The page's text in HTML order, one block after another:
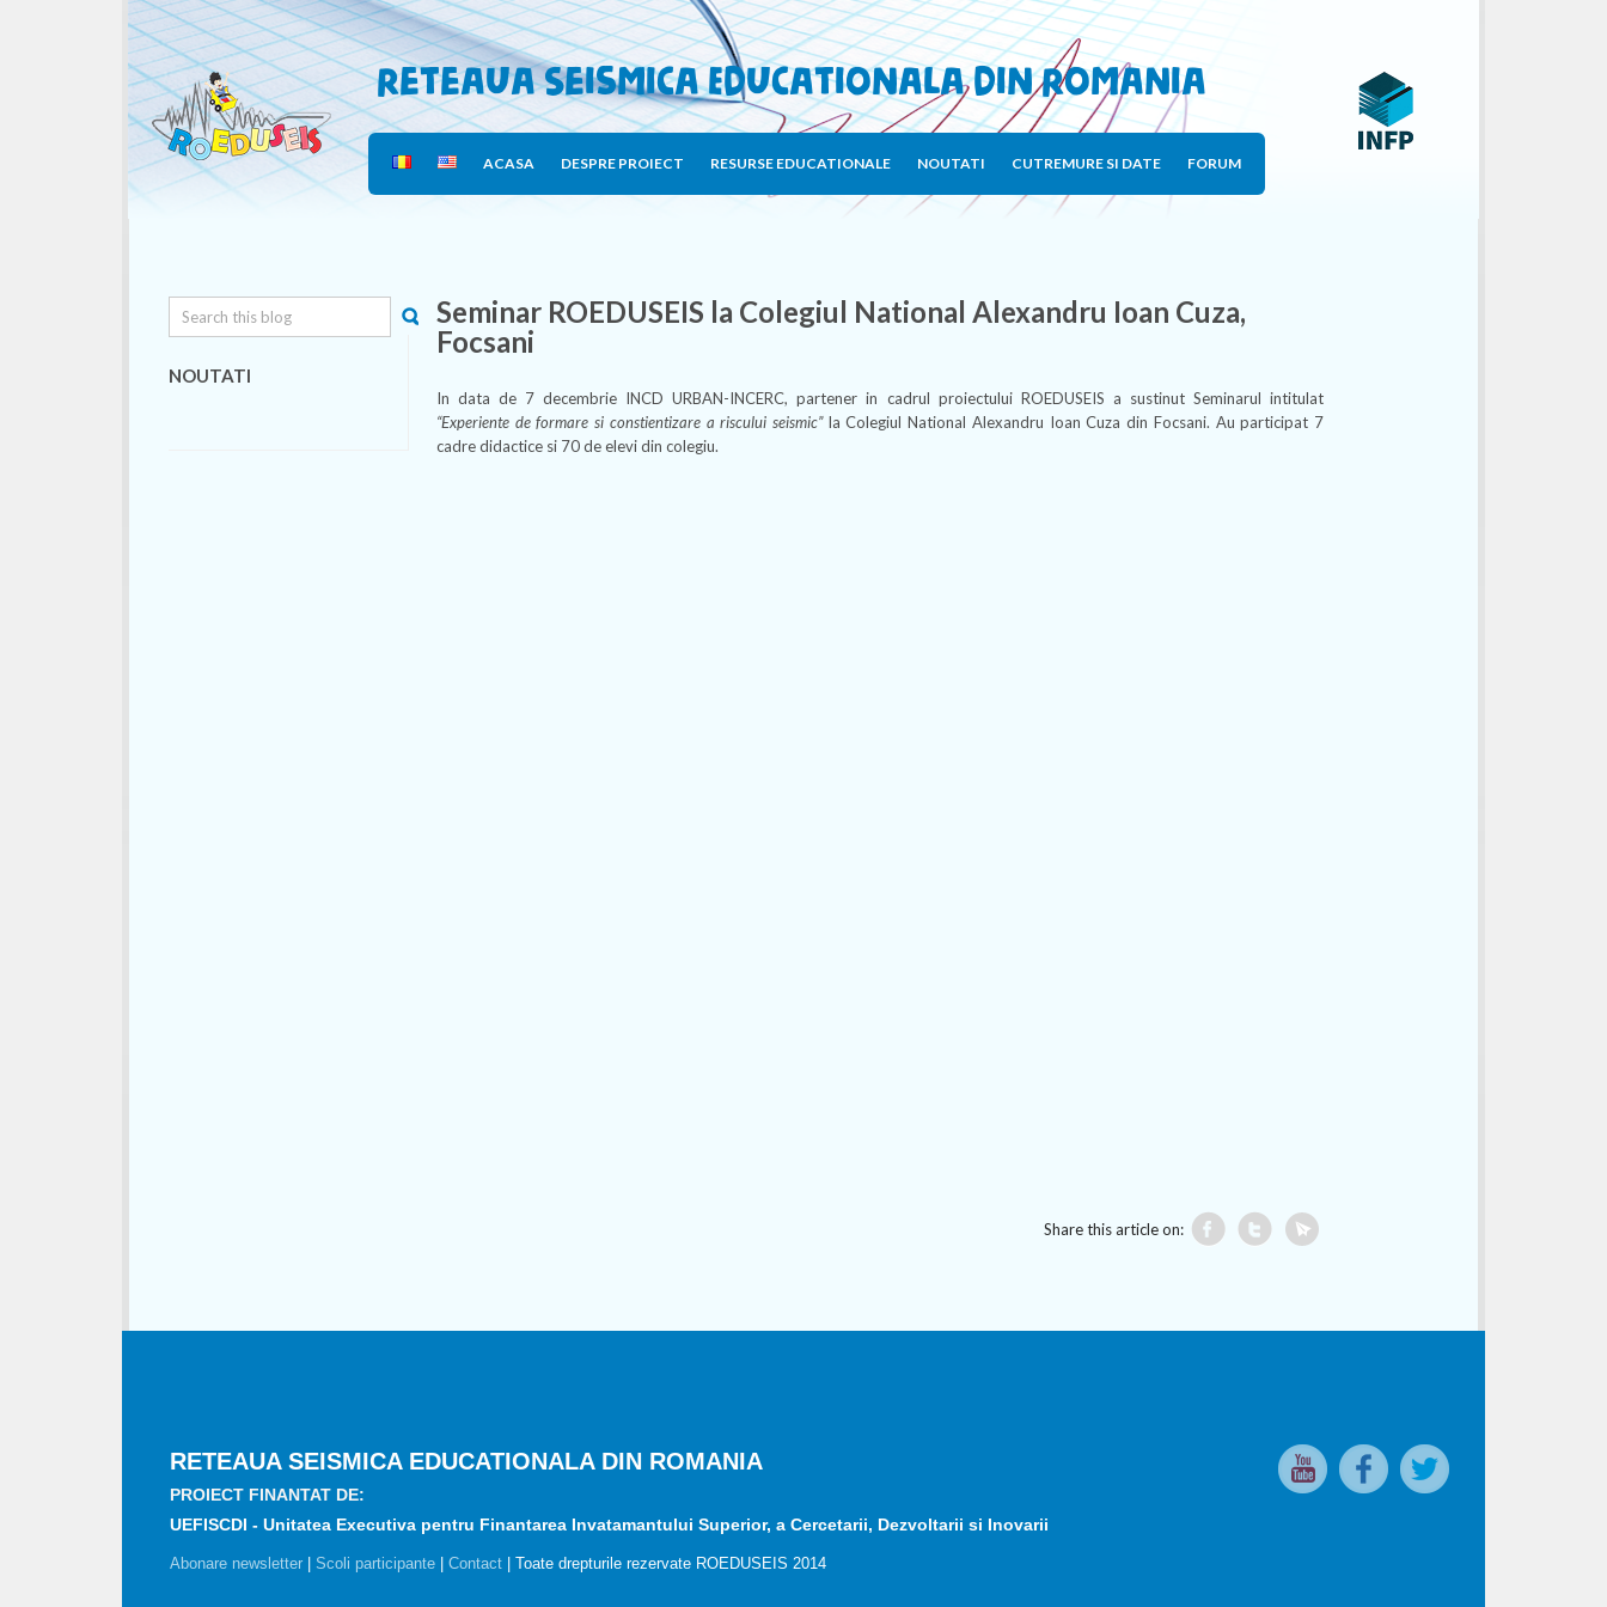
Reteaua Seismica Educationala din Romania
ACASA DESPRE PROIECT RESURSE EDUCATIONALE NOUTATI CUTREMURE SI DATE FORUM
Seminar ROEDUSEIS la Colegiul National Alexandru Ioan Cuza,
Focsani
In data de 7 decembrie INCD URBAN-INCERC, partener in cadrul proiectului ROEDUSEIS a sustinut Seminarul intitulat
“Experiente de formare si constientizare a riscului seismic”la Colegiul National Alexandru Ioan Cuza din Focsani. Au participat 7
cadre didactice si 70 de elevi din colegiu.
Share this article on:
NOUTATI
RETEAUA SEISMICA EDUCATIONALA DIN ROMANIA
PROIECT FINANTAT DE:
UEFISCDI - Unitatea Executiva pentru Finantarea Invatamantului Superior, a Cercetarii, Dezvoltarii si Inovarii
Abonare newsletter Scoli participante Contact | Toate drepturile rezervate ROEDUSEIS 2014